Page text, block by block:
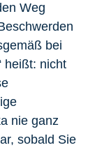
Weg
bei
heißt: nicht
nie ganz
sobald Sie